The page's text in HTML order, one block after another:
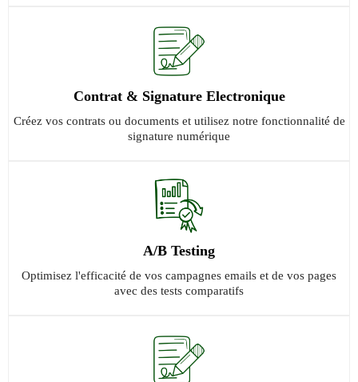
Contrat & Signature Electronique
Créez vos contrats ou documents et utilisez notre fonctionnalité de
signature numérique
A/B Testing
Optimisez l'efficacité de vos campagnes emails et de vos pages
avec des tests comparatifs